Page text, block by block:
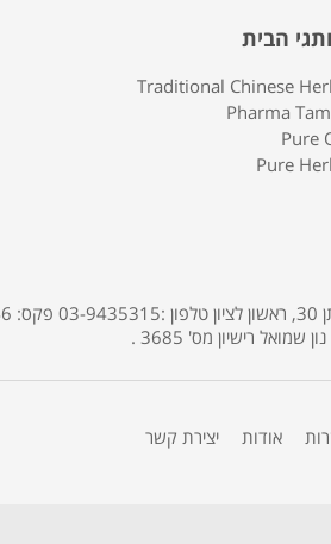
הבית
Traditional Chinese
Pharma
Pure
Pure
אודות יצירת קשר